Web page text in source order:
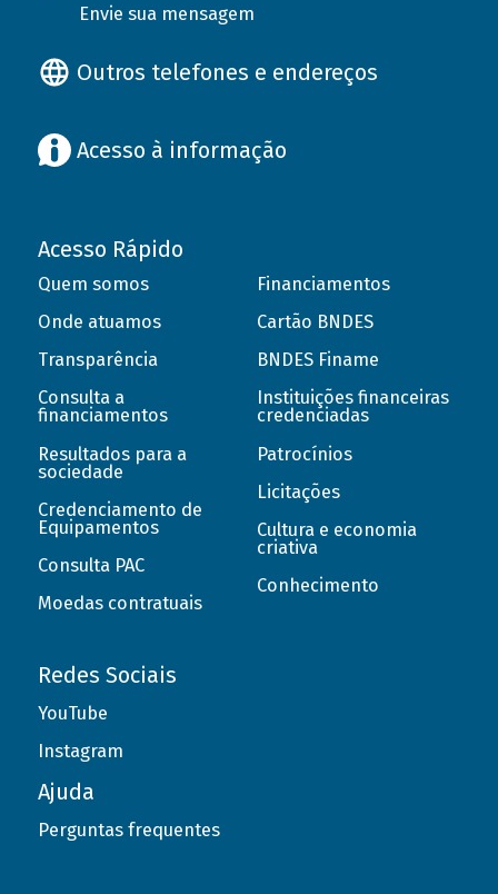
Envie sua mensagem
Outros telefones e endereços
Acesso à informação
Acesso Rápido
Quem somos
Onde atuamos
Transparência
Consulta a
financiamentos
Resultados para a
sociedade
Credenciamento de
Equipamentos
Consulta PAC
Moedas contratuais
Financiamentos
Cartão BNDES
BNDES Finame
Instituições financeiras
credenciadas
Patrocínios
Licitações
Cultura e economia
criativa
Conhecimento
Redes Sociais
YouTube
Instagram
Ajuda
Perguntas frequentes